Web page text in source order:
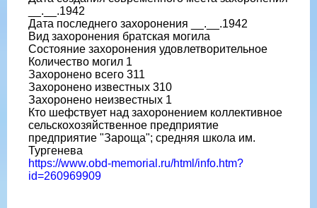
__.__.1942
Дата последнего захоронения __.__.1942
Вид захоронения братская могила
Состояние захоронения удовлетворительное
Количество могил 1
Захоронено всего 311
Захоронено известных 310
Захоронено неизвестных 1
Кто шефствует над захоронением коллективное
сельскохозяйственное предприятие
предприятие "Зароща"; средняя школа им.
Тургенева
https://www.obd-memorial.ru/html/info.htm?
id=260969909